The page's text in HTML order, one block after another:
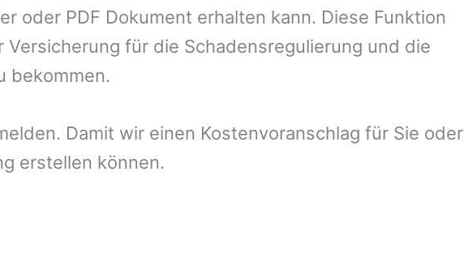
oder PDF Dokument erhalten kann. Diese Funktion
für die Schadensregulierung und die
bekommen.
Damit wir einen Kostenvoranschlag für Sie oder
erstellen können.